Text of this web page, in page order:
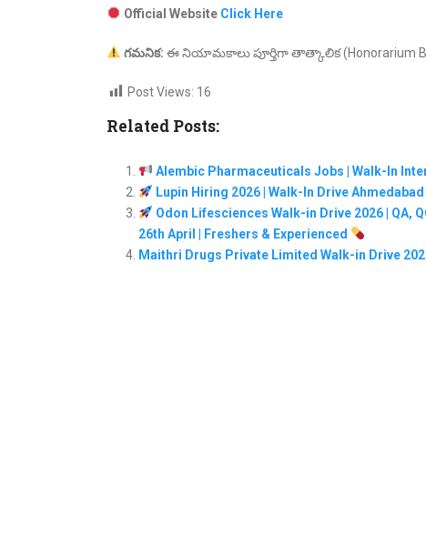
Official Website Click Here
గమనిక: ఈ నియామకాలు పూర్తిగా తాత్కాలిక (Honorarium
Post Views: 16
Related Posts:
Alembic Pharmaceuticals Jobs | Walk-In
Lupin Hiring 2026 | Walk-In Drive
Odon Lifesciences Walk-in Drive 2026 | QA,
26th April | Freshers & Experienced
Maithri Drugs Private Limited Walk-in Drive